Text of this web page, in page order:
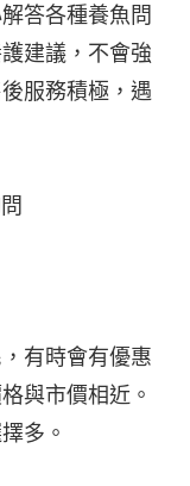
答各種養魚問
建議，不會強
服務積極，遇
有時會有優惠
與市價相近。
多。